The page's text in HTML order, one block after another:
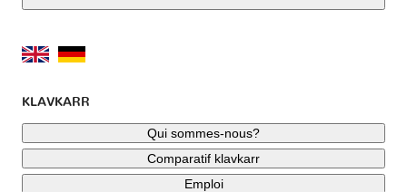
KLAVKARR
Qui sommes-nous?
Comparatif klavkarr
Emploi